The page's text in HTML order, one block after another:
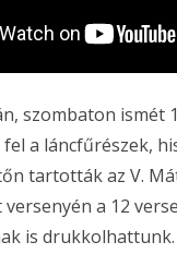
szombaton ismét
a láncfűrészek,
tartották az V.
a 12
is